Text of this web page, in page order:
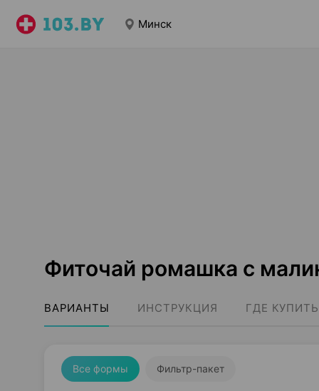
Минск
Фиточай ромашка с
ВАРИАНТЫ ИНСТРУКЦИЯ ГДЕ КУПИТЬ
Все формы Фильтр-пакет